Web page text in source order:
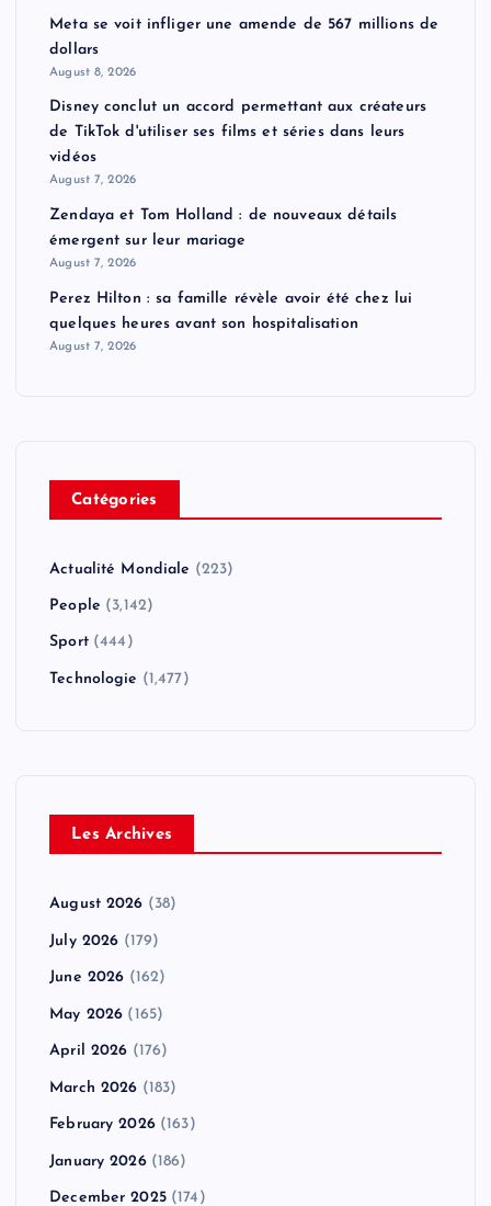
Meta se voit infliger une amende de 567 millions de
dollars
August 8, 2026
Disney conclut un accord permettant aux créateurs
de TikTok d'utiliser ses films et séries dans leurs
vidéos
August 7, 2026
Zendaya et Tom Holland : de nouveaux détails
émergent sur leur mariage
August 7, 2026
Perez Hilton : sa famille révèle avoir été chez lui
quelques heures avant son hospitalisation
August 7, 2026
Catégories
Actualité Mondiale (223)
People (3,142)
Sport(444)
Technologie (1,477)
Les Archives
August 2026 (38)
July 2026 (179)
June 2026 (162)
May 2026 (165)
April 2026 (176)
March 2026 (183)
February 2026(163)
January 2026(186)
December 2025(174)